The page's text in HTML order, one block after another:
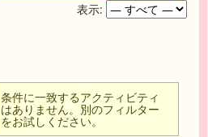
表示:
条件に一致するアクティビティ
はありません。別のフィルター
をお試しください。